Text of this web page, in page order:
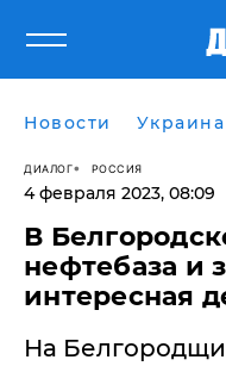
Новости Украина
ДИАЛОГ РОССИЯ
4 февраля 2023, 08:09
В
нефтебаза и
интересная
На